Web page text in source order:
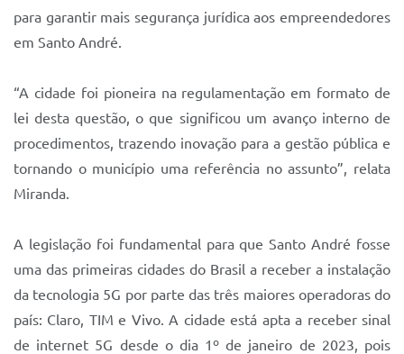
para garantir mais segurança jurídica aos empreendedores
em Santo André.
“A cidade foi pioneira na regulamentação em formato de
lei desta questão, o que significou um avanço interno de
procedimentos, trazendo inovação para a gestão pública e
tornando o município uma referência no assunto”, relata
Miranda.
A legislação foi fundamental para que Santo André fosse
uma das primeiras cidades do Brasil a receber a instalação
da tecnologia 5G por parte das três maiores operadoras do
país: Claro, TIM e Vivo. A cidade está apta a receber sinal
de internet 5G desde o dia 1º de janeiro de 2023, pois